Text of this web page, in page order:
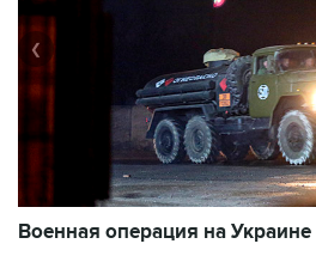
Военная операция на Украине
❮